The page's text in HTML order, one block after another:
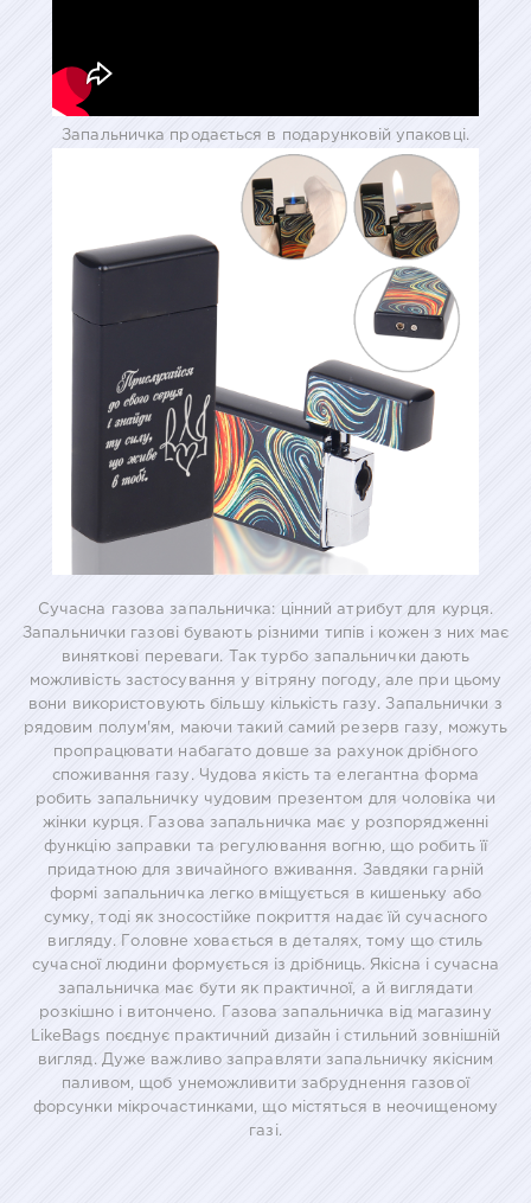
Запальничка продається в подарунковій упаковці.
Сучасна газова запальничка: цінний атрибут для курця.
Запальнички газові бувають різними типів і кожен з них має
виняткові переваги. Так турбо запальнички дають
можливість застосування у вітряну погоду, але при цьому
вони використовують більшу кількість газу. Запальнички з
рядовим полум'ям, маючи такий самий резерв газу, можуть
пропрацювати набагато довше за рахунок дрібного
споживання газу. Чудова якість та елегантна форма
робить запальничку чудовим презентом для чоловіка чи
жінки курця. Газова запальничка має у розпорядженні
функцію заправки та регулювання вогню, що робить її
придатною для звичайного вживання. Завдяки гарній
формі запальничка легко вміщується в кишеньку або
сумку, тоді як зносостійке покриття надає їй сучасного
вигляду. Головне ховається в деталях, тому що стиль
сучасної людини формується із дрібниць. Якісна і сучасна
запальничка має бути як практичної, а й виглядати
розкішно і витончено. Газова запальничка від магазину
LikeBags поєднує практичний дизайн і стильний зовнішній
вигляд. Дуже важливо заправляти запальничку якісним
паливом, щоб унеможливити забруднення газової
форсунки мікрочастинками, що містяться в неочищеному
газі.